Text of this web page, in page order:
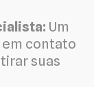
Um
contato
suas